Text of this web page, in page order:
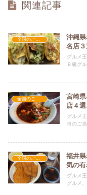
関連記事
全国のご当地グルメ
沖縄
名店
グルメ
Ｂ級グ
全国のご当地グルメ
宮崎
店４
グルメ
市のご
全国のご当地グルメ
福井
気の
グルメ
グルメ